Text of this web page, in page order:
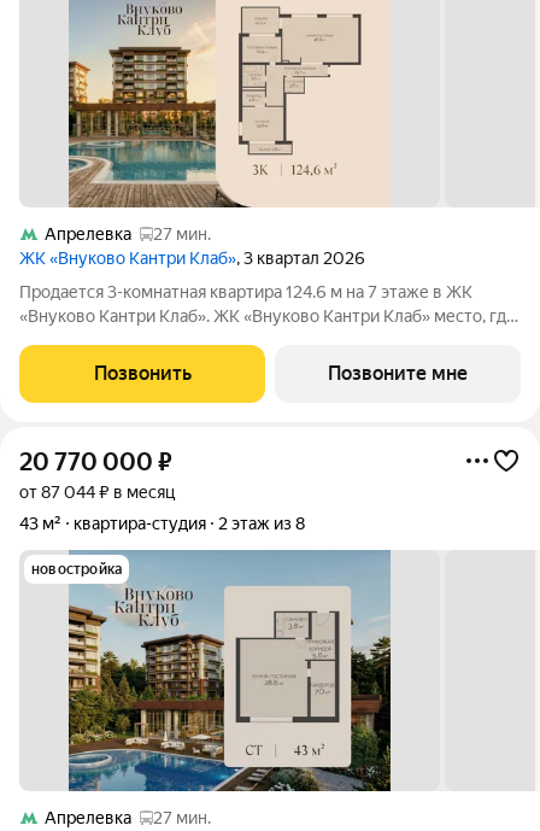
Апрелевка
27 мин.
ЖК «Внуково Кантри Клаб», 3 квартал 2026
Продается 3-комнатная квартира 124.6 м на 7 этаже в ЖК
«Внуково Кантри Клаб». ЖК «Внуково Кантри Клаб» место, где
современного мегаполиса. Пространство, созданное для тех,
кто ценит уединение,
Позвонить Позвоните мне
20 770 000 ₽
от 87 044 ₽ в месяц
43 м²
квартира-студия 2 этаж из 8
новостройка
Апрелевка
27 мин.